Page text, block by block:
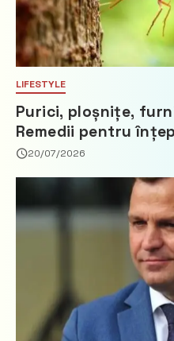
LIFESTYLE
Purici, ploșnițe,
Remedii pentru
20/07/2026